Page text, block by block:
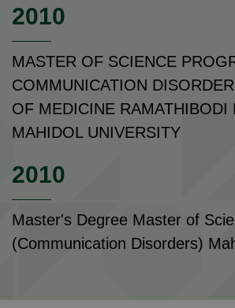
2010
MASTER OF SCIENCE
COMMUNICATION
OF MEDICINE RAMATHIBODI
MAHIDOL UNIVERSITY
2010
Master's Degree Master of
(Communication Disorders)